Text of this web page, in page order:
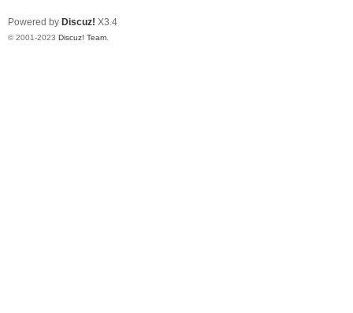
Powered by Discuz! X3.4
© 2001-2023 Discuz! Team